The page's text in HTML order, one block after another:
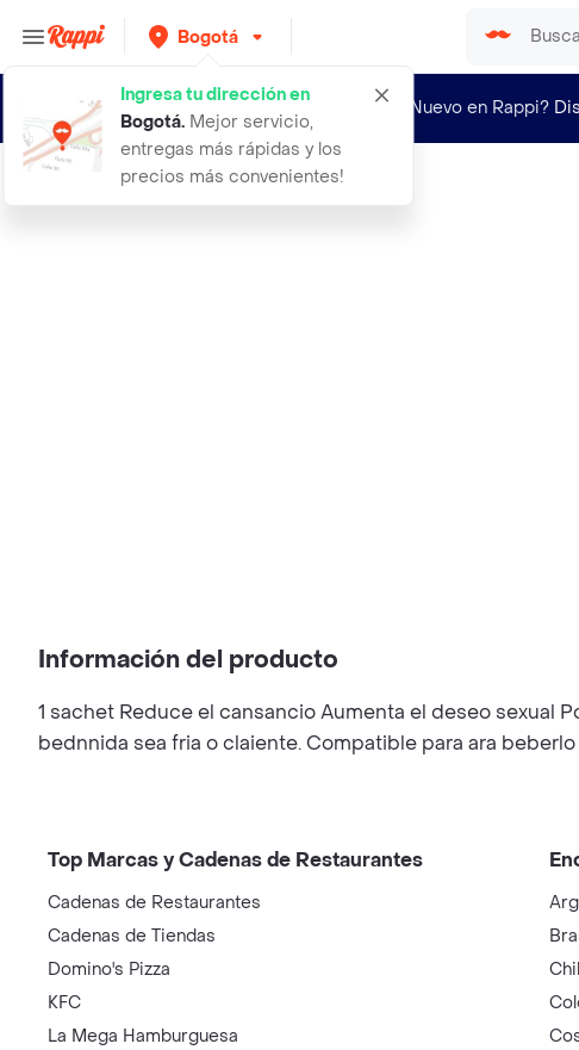
Bogotá
Ingresa tu dirección en
Bogotá. Mejor servicio,
entregas más rápidas y los
precios más convenientes!
¿Nuevo en Rappi?
firefox exitante en polvo feminino
Información del producto
1 sachet Reduce el cansancio Aumenta el deseo sexual
bednnida sea fria o claiente. Compatible para ara
Top Marcas y Cadenas de Restaurantes
Cadenas de Restaurantes
Cadenas de Tiendas
Domino's Pizza
KFC
La Mega Hamburguesa